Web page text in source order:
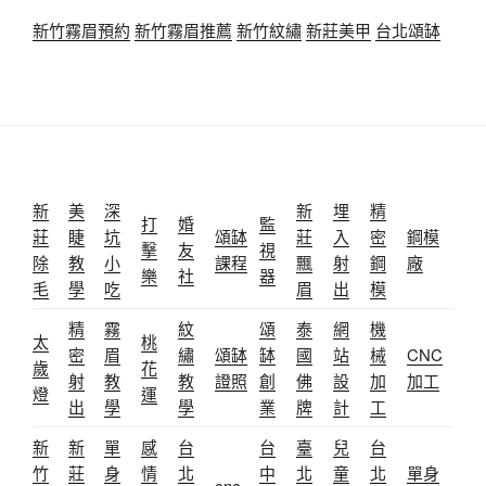
新竹霧眉預約 新竹霧眉推薦 新竹紋繡新莊美甲 台北頌缽
新
莊
除
毛
美
睫
教
學
深
坑
小
吃
打
擊
樂
婚
友
社
頌缽
課程
監
視
器
新
莊
飄
眉
埋
入
射
出
精
密
鋼
模
鋼模
廠
太
歲
燈
精
密
射
出
霧
眉
教
學
桃
花
運
紋
繡
教
學
頌缽
證照
頌
缽
創
業
泰
國
佛
牌
網
站
設
計
機
械
加
工
CNC
加工
新
竹
新
莊
單
身
感
情
台
北
台
中
臺
北
兒
童
台
北
單身